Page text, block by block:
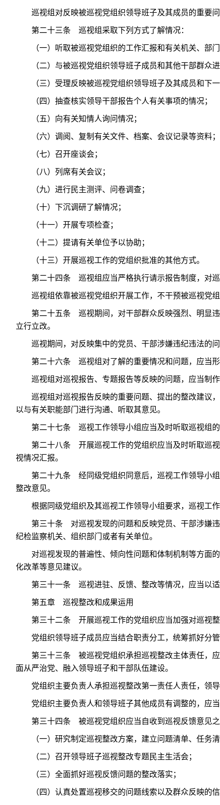
巡视组对反映被巡视党组织领导班子及其成员的重要
第二十三条 巡视组采取下列方式了解情况：
（一）听取被巡视党组织的工作汇报和有关机关、部
（二）与被巡视党组织领导班子成员和其他干部群众
（三）受理反映被巡视党组织领导班子及其成员和
（四）抽查核实领导干部报告个人有关事项的情况；
（五）向有关知情人询问情况；
（六）调阅、复制有关文件、档案、会议记录等资料；
（七）召开座谈会；
（八）列席有关会议；
（九）进行民主测评、问卷调查；
（十）下沉调研了解情况；
（十一）开展专项检查；
（十二）提请有关单位予以协助；
（十三）开展巡视工作的党组织批准的其他方式。
第二十四条 巡视组应当严格执行请示报告制度，对
巡视组依靠被巡视党组织开展工作，不干预被巡视党
第二十五条 巡视期间，对干部群众反映强烈、明显
立行立改。
巡视期间，对反映集中的党员、干部涉嫌违纪违法的
第二十六条 巡视组对了解的重要情况和问题，应当
巡视组对巡视报告、专题报告等反映的问题，应当制
巡视组对巡视报告反映的重要问题、提出的整改建议
以与有关职能部门进行沟通、听取其意见。
第二十七条 巡视工作领导小组应当及时听取巡视组
第二十八条 开展巡视工作的党组织应当及时听取巡
视情况汇报。
第二十九条 经同级党组织同意后，巡视工作领导小
整改意见。
根据同级党组织及其巡视工作领导小组要求，巡视工
第三十条 对巡视发现的问题和反映党员、干部涉嫌
纪检监察机关、组织部门或者有关单位。
对巡视发现的普遍性、倾向性问题和体制机制等方面
化改革等意见建议。
第三十一条 巡视进驻、反馈、整改等情况，应当以
第五章 巡视整改和成果运用
第三十二条 开展巡视工作的党组织应当加强对巡视
党组织领导班子成员应当结合职责分工，统筹抓好分
第三十三条 被巡视党组织承担巡视整改主体责任，
面从严治党、融入领导班子和干部队伍建设。
党组织主要负责人承担巡视整改第一责任人责任，领
党组织主要负责人和领导班子其他成员有调整的，应
第三十四条 被巡视党组织应当自收到巡视反馈意见
（一）研究制定巡视整改方案，建立问题清单、任务
（二）召开领导班子巡视整改专题民主生活会；
（三）全面抓好巡视反馈问题的整改落实；
（四）认真处置巡视移交的问题线索以及群众反映的